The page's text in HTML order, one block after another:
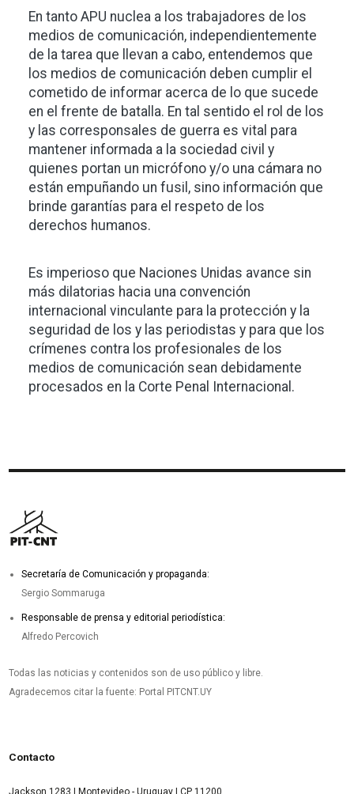
En tanto APU nuclea a los trabajadores de los
medios de comunicación, independientemente
de la tarea que llevan a cabo, entendemos que
los medios de comunicación deben cumplir el
cometido de informar acerca de lo que sucede
en el frente de batalla. En tal sentido el rol de los
y las corresponsales de guerra es vital para
mantener informada a la sociedad civil y
quienes portan un micrófono y/o una cámara no
están empuñando un fusil, sino información que
brinde garantías para el respeto de los
derechos humanos.
Es imperioso que Naciones Unidas avance sin
más dilatorias hacia una convención
internacional vinculante para la protección y la
seguridad de los y las periodistas y para que los
crímenes contra los profesionales de los
medios de comunicación sean debidamente
procesados en la Corte Penal Internacional.
Secretaría de Comunicación y propaganda:
Sergio Sommaruga
Responsable de prensa y editorial periodística:
Alfredo Percovich
Todas las noticias y contenidos son de uso público y libre.
Agradecemos citar la fuente: Portal PITCNT.UY
Contacto
Jackson 1283 | Montevideo - Uruguay | CP 11200